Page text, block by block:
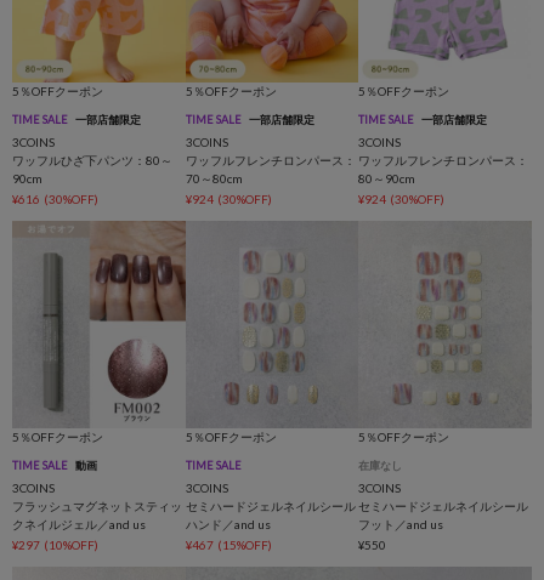
5％OFFクーポン
TIME SALE 一部店舗限定
3COINS
ワッフルひざ下パンツ：80～
90cm
¥616 (30%OFF)
5％OFFクーポン
TIME SALE 一部店舗限定
3COINS
ワッフルフレンチロンパース：
70～80cm
¥924 (30%OFF)
5％OFFクーポン
TIME SALE 一部店舗限定
3COINS
ワッフルフレンチロンパース：
80～90cm
¥924 (30%OFF)
5％OFFクーポン
TIME SALE 動画
3COINS
フラッシュマグネットスティッ
クネイルジェル／and us
¥297 (10%OFF)
5％OFFクーポン
TIME SALE
3COINS
セミハードジェルネイルシール
ハンド／and us
¥467 (15%OFF)
5％OFFクーポン
在庫なし
3COINS
セミハードジェルネイルシール
フット／and us
¥550